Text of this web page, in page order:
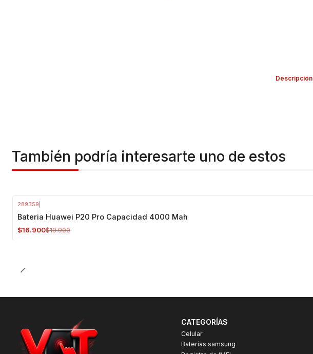
Descripción
También podría interesarte uno de estos
289359
Bateria Huawei P20 Pro Capacidad 4000 Mah
$16.900$19.900
CATEGORÍAS
Celular
Baterías samsung